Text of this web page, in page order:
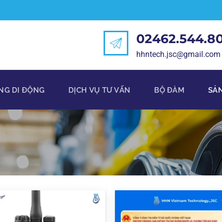
hhntech.jsc@gmail.com
DI ĐỘNG DỊCH VỤ TƯ VẤN BỘ ĐÀM